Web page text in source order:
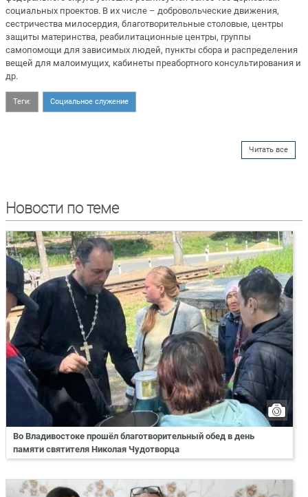
социальных проектов. В их числе – добровольческие движения,
сестричества милосердия, благотворительные столовые, центры
защиты материнства, реабилитационные центры, группы
самопомощи для зависимых людей, пункты сбора и распределения
вещей для малоимущих, кабинеты преабортного консультирования и
др.
Теги: Социальное служение
Читать все
Новости по теме
Во Владивостоке прошёл благотворительный обед в день
памяти святителя Николая Чудотворца